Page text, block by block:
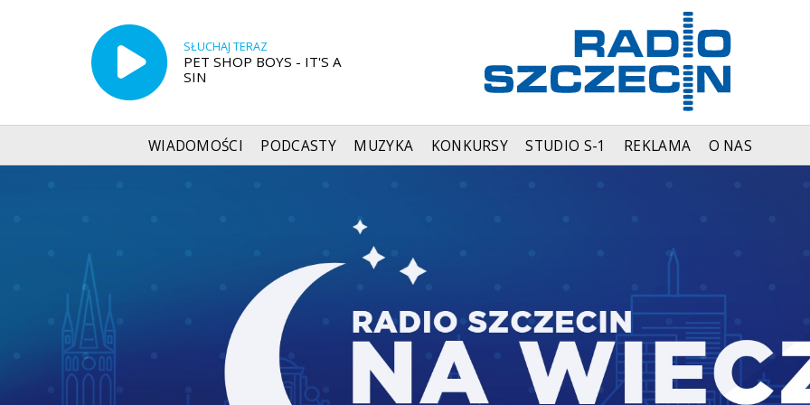
SŁUCHAJ TERAZ
PET SHOP BOYS - IT'S A
SIN
WIADOMOŚCI PODCASTY MUZYKA KONKURSY STUDIO S-1 REKLAMA O NAS